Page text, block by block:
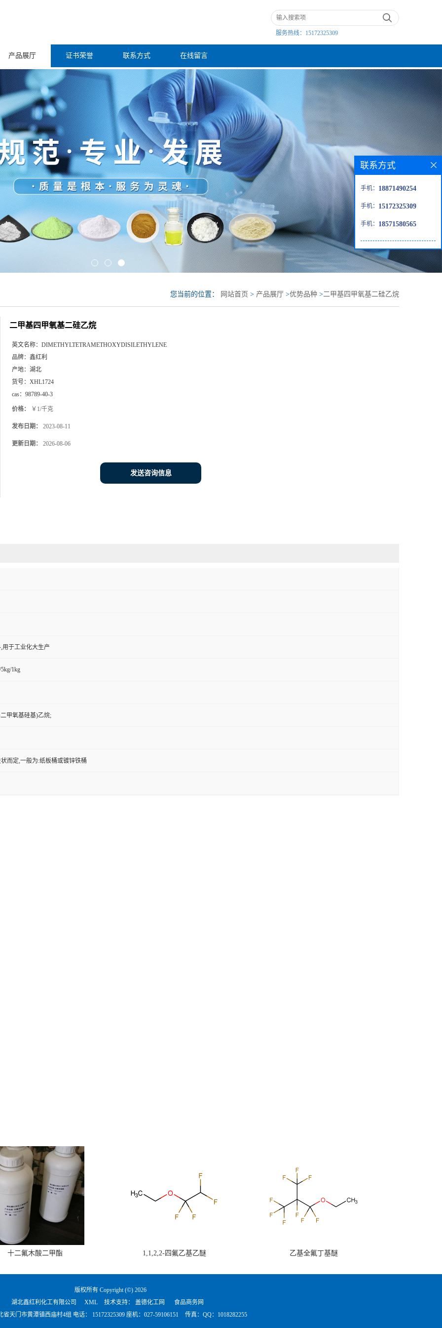
服务热线： 15172325309
产品展厅 证书荣誉 联系方式 在线留言
您当前的位置： 网站首页 > 产品展厅 >优势品种 > 二甲基四甲氧基二硅乙烷
二甲基四甲氧基二硅乙烷
英文名称： DIMETHYLTETRAMETHOXYDISILETHYLENE
品牌： 鑫红利
产地： 湖北
货号： XHL1724
cas： 98789-40-3
价格： ￥1/千克
发布日期： 2023-08-11
更新日期： 2026-08-06
发送咨询信息
用于工业化大生产
1kg
甲氧基硅基)乙烷;
而定,一般为:纸板桶或镀锌铁桶
十二氟木酸二甲酯 1,1,2,2-四氟乙基乙醚 乙基全氟丁基醚
联系方式
手机： 18871490254
手机： 15172325309
手机： 18571580565
版权所有 Copyright (©) 2026
湖北鑫红利化工有限公司
XML 技术支持： 盖德化工网
食品商务网
省天门市黄潭镇西庙村4组 电话：
15172325309 座机：027-59106151 传真：QQ：1018282255